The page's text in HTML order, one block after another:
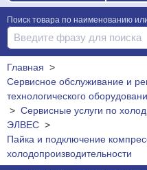
Поиск товара по наименованию
Главная >
Сервисное обслуживание и
технологического
> Сервисные услуги по
ЭЛВЕС >
Пайка и подключение
холодопроизводительности